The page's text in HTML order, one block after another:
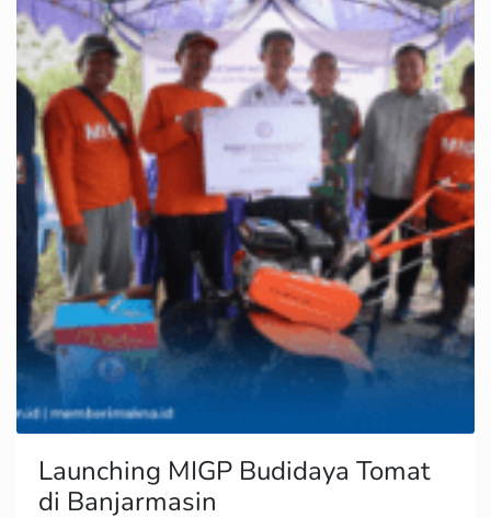
Launching MIGP Budidaya Tomat
di Banjarmasin